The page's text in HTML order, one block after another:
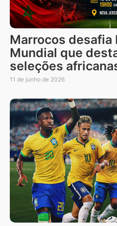
Marrocos desafia
Mundial que
seleções
11 de junho de 2026